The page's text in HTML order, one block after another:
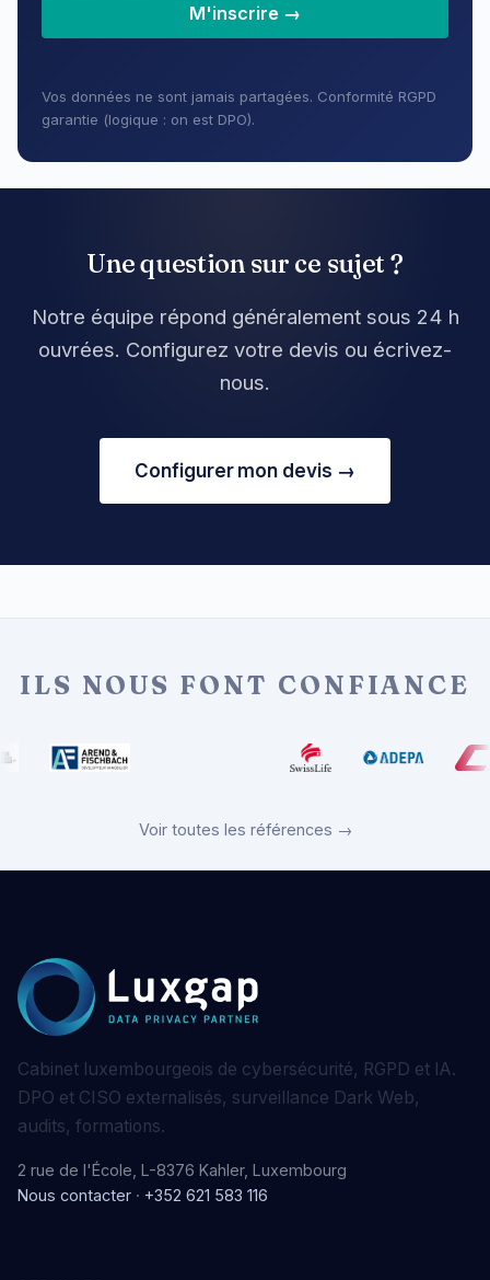
M'inscrire →
Vos données ne sont jamais partagées. Conformité RGPD
garantie (logique : on est DPO).
Une question sur ce sujet ?
Notre équipe répond généralement sous 24 h
ouvrées. Configurez votre devis ou écrivez-
nous.
Configurer mon devis →
ILS NOUS FONT CONFIANCE
Voir toutes les références →
Cabinet luxembourgeois de cybersécurité, RGPD et IA.
DPO et CISO externalisés, surveillance Dark Web,
audits, formations.
2 rue de l'École, L-8376 Kahler, Luxembourg
Nous contacter · +352 621 583 116